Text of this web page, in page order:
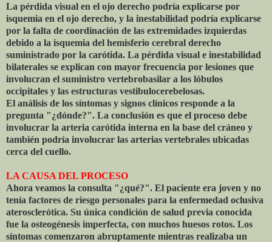
La pérdida visual en el ojo derecho podría explicarse por
isquemia en el ojo derecho, y la inestabilidad podría explicarse
por la falta de coordinación de las extremidades izquierdas
debido a la isquemia del hemisferio cerebral derecho
suministrado por la carótida. La pérdida visual e inestabilidad
bilaterales se explican con mayor frecuencia por lesiones que
involucran el suministro vertebrobasilar a los lóbulos
occipitales y las estructuras vestibulocerebelosas.
El análisis de los síntomas y signos clínicos responde a la
pregunta "¿dónde?". La conclusión es que el proceso debe
involucrar la arteria carótida interna en la base del cráneo y
también podría involucrar las arterias vertebrales ubicadas
cerca del cuello.
LA CAUSA DEL PROCESO
Ahora veamos la consulta "¿qué?". El paciente era joven y no
tenía factores de riesgo personales para la enfermedad oclusiva
aterosclerótica. Su única condición de salud previa conocida
fue la osteogénesis imperfecta, con muchos huesos rotos. Los
síntomas comenzaron abruptamente mientras realizaba un